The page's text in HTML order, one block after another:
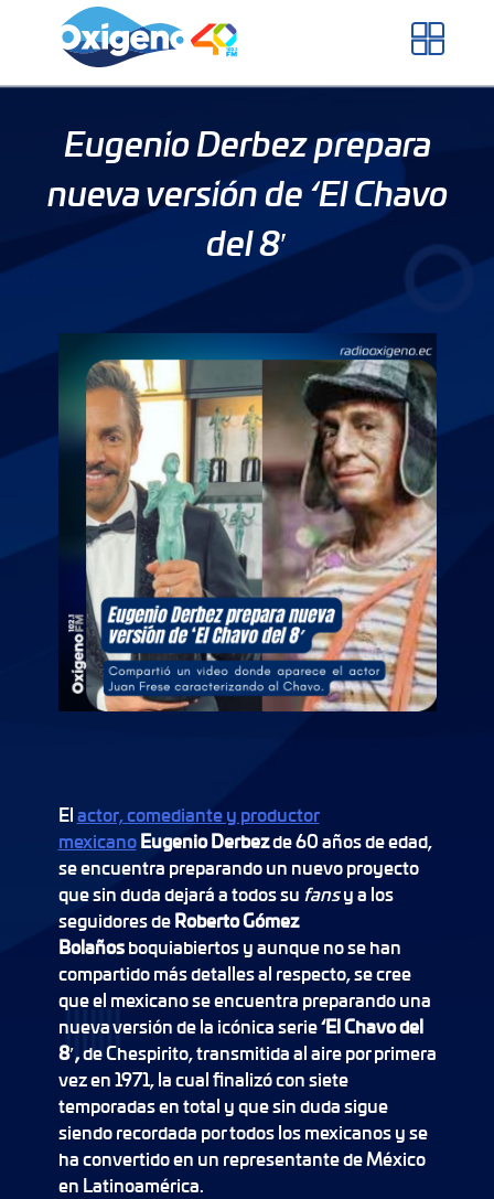
Eugenio Derbez prepara
nueva versión de ‘El Chavo
del 8′
Elactor, comediante y productor
mexicanoEugenio Derbezde 60 años de edad,
se encuentra preparando un nuevo proyecto
que sin duda dejará a todos su fansy a los
seguidores deRoberto Gómez
Bolañosboquiabiertos y aunque no se han
compartido más detalles al respecto, se cree
que el mexicano se encuentra preparando una
nueva versión de la icónica serie‘El Chavo del
8′,de Chespirito, transmitida al aire por primera
vez en 1971, la cual finalizó con siete
temporadas en total y que sin duda sigue
siendo recordada por todos los mexicanos y se
ha convertido en un representante de México
en Latinoamérica.